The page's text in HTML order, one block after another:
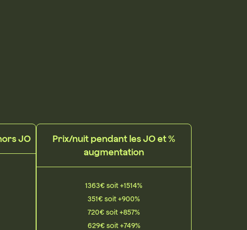
JO
Prix/nuit pendant les JO et %
augmentation
1363€ soit +1514%
351€ soit +900%
720€ soit +857%
629€ soit +749%